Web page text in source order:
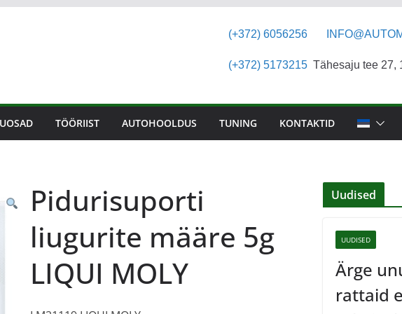
(+372) 6056256
(+372) 5173215 Tähesaju tee 27,
TÖÖRIIST AUTOHOOLDUS TUNING KONTAKTID
Pidurisuporti
liugurite määre 5g
LIQUI MOLY
Uudised
UUDISED
Ärge
rattaid